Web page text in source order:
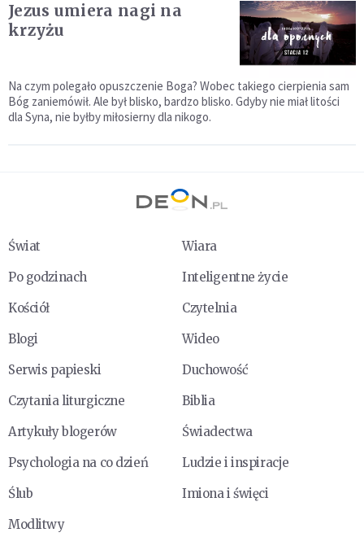
Jezus umiera nagi na
krzyżu
Na czym polegało opuszczenie Boga? Wobec takiego cierpienia sam
Bóg zaniemówił. Ale był blisko, bardzo blisko. Gdyby nie miał litości
dla Syna, nie byłby miłosierny dla nikogo.
Świat
Wiara
Po godzinach
Inteligentne życie
Kościół
Czytelnia
Blogi
Wideo
Serwis papieski
Duchowość
Czytania liturgiczne
Biblia
Artykuły blogerów
Świadectwa
Psychologia na co dzień
Ludzie i inspiracje
Ślub
Imiona i święci
Modlitwy